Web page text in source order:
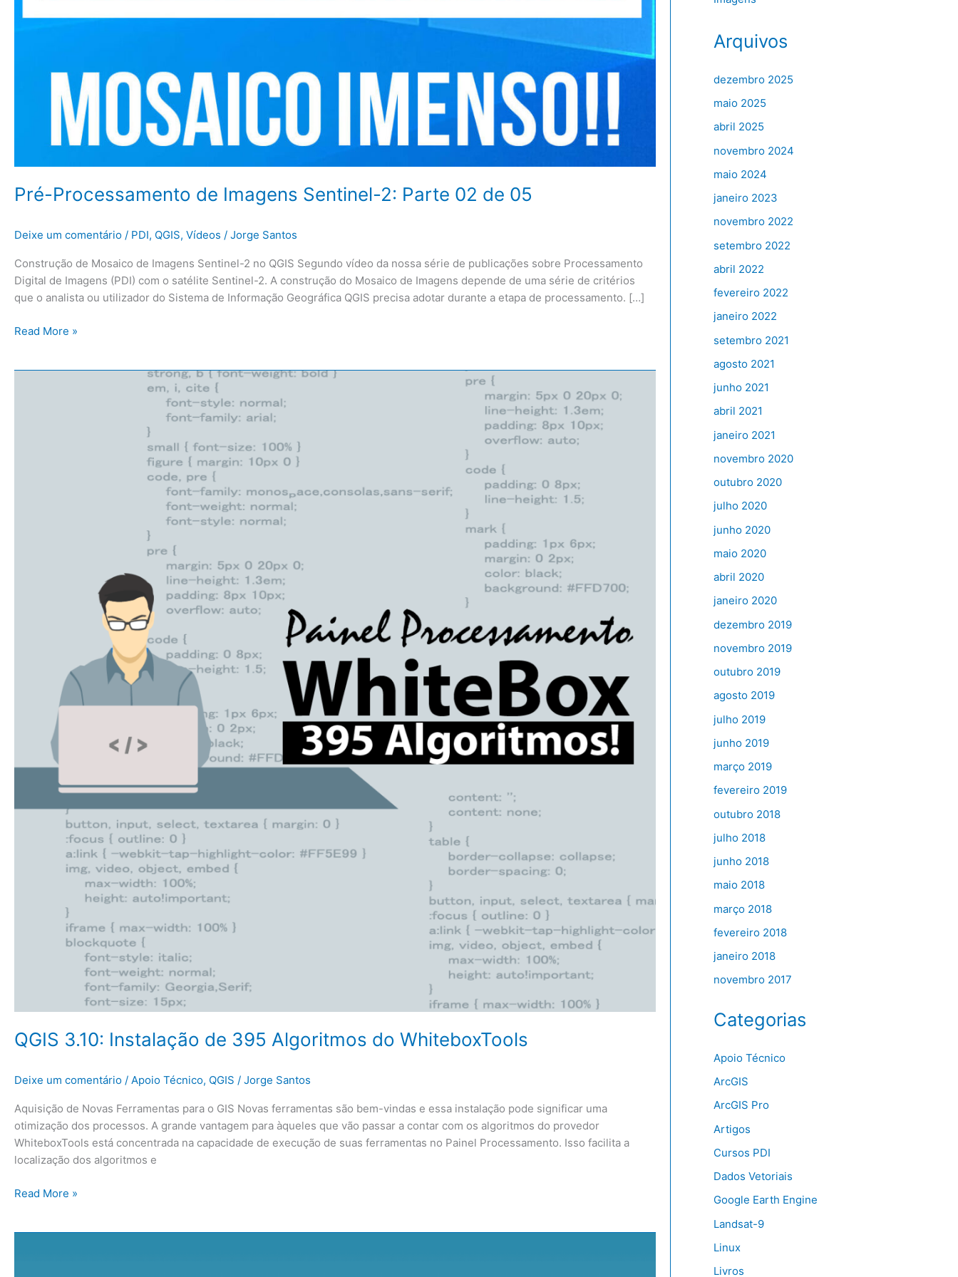
Pré-Processamento de Imagens Sentinel-2: Parte 02 de 05
Deixe um comentário / PDI, QGIS, Vídeos / Jorge Santos
Construção de Mosaico de Imagens Sentinel-2 no QGIS Segundo vídeo da nossa série de publicações sobre Processamento
Digital de Imagens (PDI) com o satélite Sentinel-2. A construção do Mosaico de Imagens depende de uma série de critérios
que o analista ou utilizador do Sistema de Informação Geográfica QGIS precisa adotar durante a etapa de processamento. […]
Read More »
QGIS 3.10: Instalação de 395 Algoritmos do WhiteboxTools
Deixe um comentário / Apoio Técnico, QGIS / Jorge Santos
Aquisição de Novas Ferramentas para o GIS Novas ferramentas são bem-vindas e essa instalação pode significar uma
otimização dos processos. A grande vantagem para àqueles que vão passar a contar com os algoritmos do provedor
WhiteboxTools está concentrada na capacidade de execução de suas ferramentas no Painel Processamento. Isso facilita a
localização dos algoritmos e
Read More »
Arquivos
dezembro 2025
maio 2025
abril 2025
novembro 2024
maio 2024
janeiro 2023
novembro 2022
setembro 2022
abril 2022
fevereiro 2022
janeiro 2022
setembro 2021
agosto 2021
junho 2021
abril 2021
janeiro 2021
novembro 2020
outubro 2020
julho 2020
junho 2020
maio 2020
abril 2020
janeiro 2020
dezembro 2019
novembro 2019
outubro 2019
agosto 2019
julho 2019
junho 2019
março 2019
fevereiro 2019
outubro 2018
julho 2018
junho 2018
maio 2018
março 2018
fevereiro 2018
janeiro 2018
novembro 2017
Categorias
Apoio Técnico
ArcGIS
ArcGIS Pro
Artigos
Cursos PDI
Dados Vetoriais
Google Earth Engine
Landsat-9
Linux
Livros